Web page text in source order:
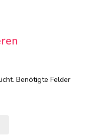
Benötigte Felder